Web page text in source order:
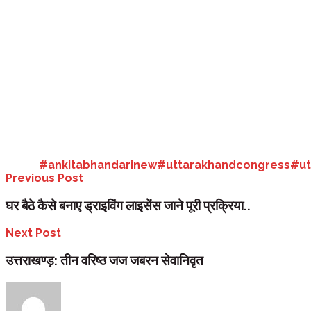
#ankitabhandarinew#uttarakhandcongress
Previous Post
घर बैठे कैसे बनाए ड्राइविंग लाइसेंस जाने पूरी प्रक्रिया..
Next Post
उत्तराखण्ड़: तीन वरिष्ठ जज जबरन सेवानिवृत